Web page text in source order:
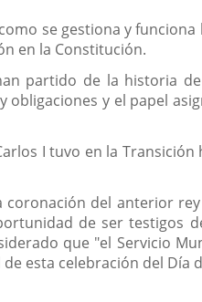
se gestiona y
en la Constitución.
partido de la historia
y el papel
I tuvo en la
del anterior
de ser testigos
que "el Servicio
esta celebración del Día